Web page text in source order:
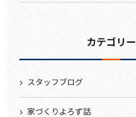
カテゴリー
スタッフブログ
家づくりよろず話